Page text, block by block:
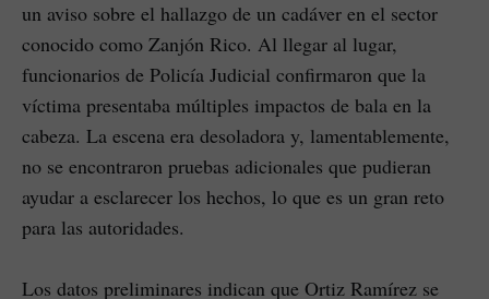
un aviso sobre el hallazgo de un cadáver en el sector
conocido como Zanjón Rico. Al llegar al lugar,
funcionarios de Policía Judicial confirmaron que la
víctima presentaba múltiples impactos de bala en la
cabeza. La escena era desoladora y, lamentablemente,
no se encontraron pruebas adicionales que pudieran
ayudar a esclarecer los hechos, lo que es un gran reto
para las autoridades.
Los datos preliminares indican que Ortiz Ramírez se